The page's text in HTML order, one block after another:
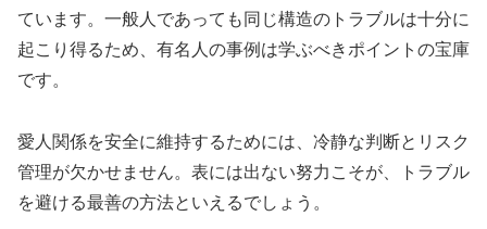
ています。一般人であっても同じ構造のトラブルは十分に
起こり得るため、有名人の事例は学ぶべきポイントの宝庫
です。
愛人関係を安全に維持するためには、冷静な判断とリスク
管理が欠かせません。表には出ない努力こそが、トラブル
を避ける最善の方法といえるでしょう。